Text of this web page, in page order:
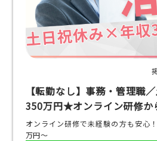
【転勤なし】事務・管理職
350万円★オンライン研修か
オンライン研修で未経験の方も安心
万円～